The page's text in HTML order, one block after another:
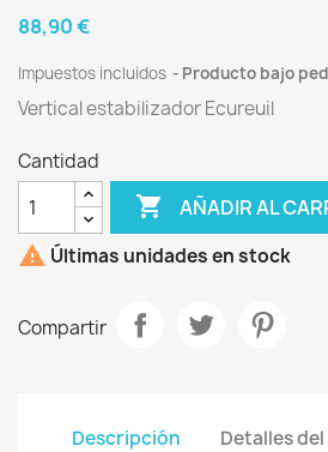
88,90 €
Impuestos incluidos Producto bajo
Vertical estabilizador Ecureuil
Cantidad
 AÑADIR AL
 Últimas unidades en stock
Compartir
Descripción Detalles